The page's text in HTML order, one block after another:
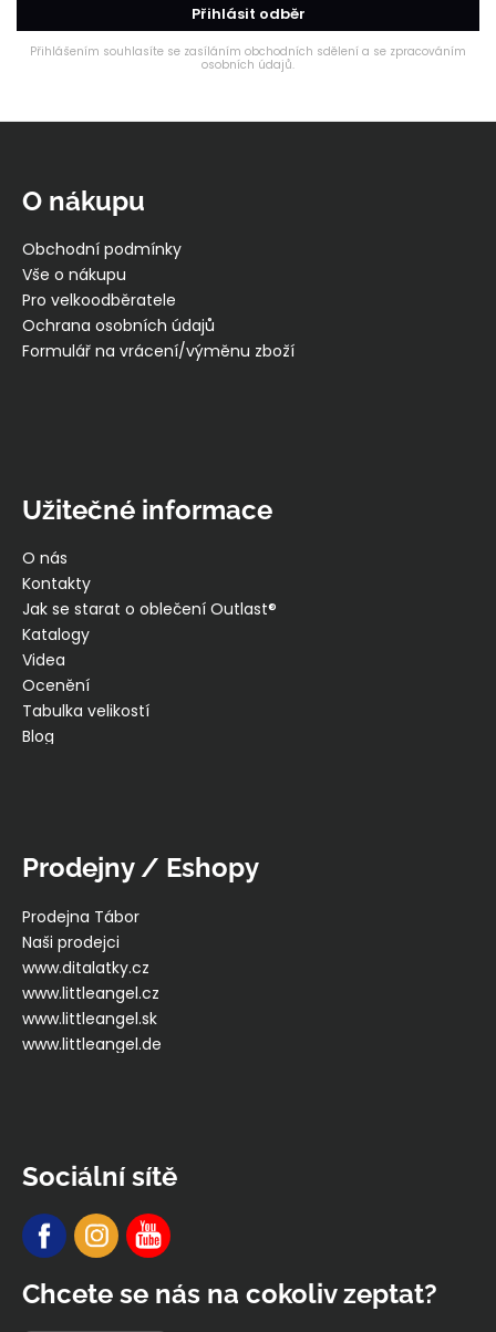
Přihlásit odběr
Přihlášením souhlasíte se zasíláním obchodních sdělení a se zpracováním
osobních údajů.
O nákupu
Obchodní podmínky
Vše o nákupu
Pro velkoodběratele
Ochrana osobních údajů
Formulář na vrácení/výměnu zboží
Užitečné informace
O nás
Kontakty
Jak se starat o oblečení Outlast®
Katalogy
Videa
Ocenění
Tabulka velikostí
Blog
Prodejny / Eshopy
Prodejna Tábor
Naši prodejci
www.ditalatky.cz
www.littleangel.cz
www.littleangel.sk
www.littleangel.de
Sociální sítě
Chcete se nás na cokoliv zeptat?